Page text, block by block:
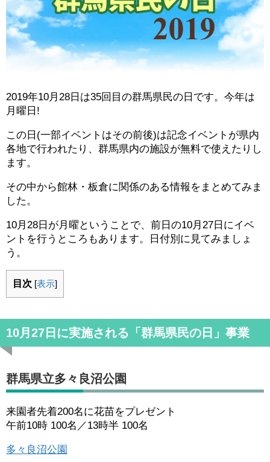
2019年10月28日は35回目の群馬県民の日です。今年は
月曜日!
この日(一部イベントはその前後)は記念イベントが県内
各地で行われたり、群馬県内の施設が無料で使えたりし
ます。
その中から館林・板倉に関係のある情報をまとめてみま
した。
10月28日が月曜ということで、前日の10月27日にイベ
ントを行うところもあります。日付別に見てみましょ
う。
目次 [表示]
10月27日に実施される「群馬県民の日」事業
群馬県立多々良沼公園
来園者先着200名に花苗をプレゼント
午前10時 100名／13時半 100名
多々良沼公園